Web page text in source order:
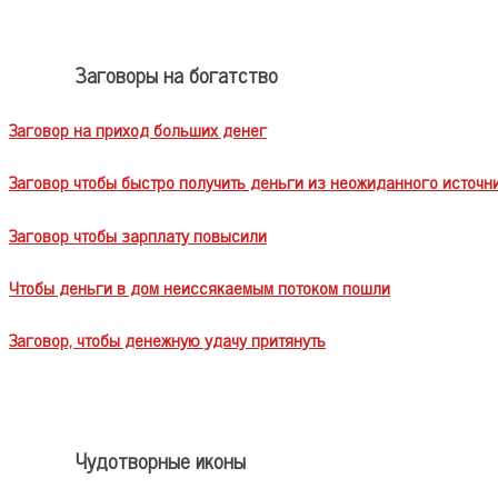
Заговоры на богатство
Заговор на приход больших денег
Заговор чтобы быстро получить деньги из неожиданного
Заговор чтобы зарплату повысили
Чтобы деньги в дом неиссякаемым потоком пошли
Заговор, чтобы денежную удачу притянуть
Чудотворные иконы